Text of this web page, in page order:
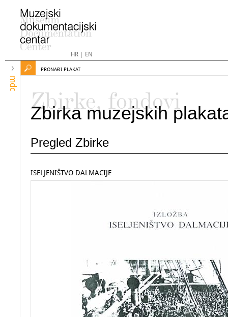
HR| EN
mdc
PRONAĐI PLAKAT
Zbirke, fondovi
Zbirka muzejskih
Pregled Zbirke
ISELJENIŠTVO DALMACIJE